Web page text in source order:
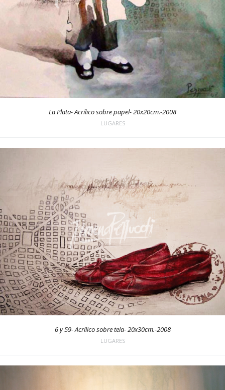
La Plata- Acrílico sobre papel- 20x20cm.-2008
LUGARES
6 y 59- Acrílico sobre tela- 20x30cm.-2008
LUGARES